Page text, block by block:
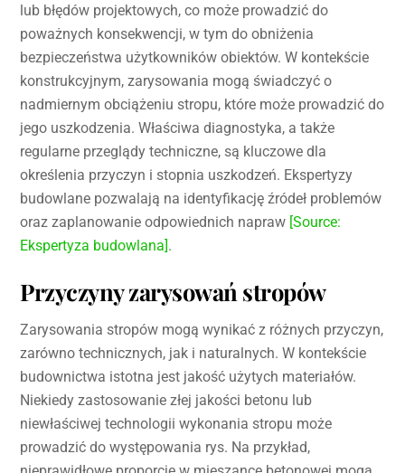
lub błędów projektowych, co może prowadzić do
poważnych konsekwencji, w tym do obniżenia
bezpieczeństwa użytkowników obiektów. W kontekście
konstrukcyjnym, zarysowania mogą świadczyć o
nadmiernym obciążeniu stropu, które może prowadzić do
jego uszkodzenia. Właściwa diagnostyka, a także
regularne przeglądy techniczne, są kluczowe dla
określenia przyczyn i stopnia uszkodzeń. Ekspertyzy
budowlane pozwalają na identyfikację źródeł problemów
oraz zaplanowanie odpowiednich napraw [Source:
Ekspertyza budowlana].
Przyczyny zarysowań stropów
Zarysowania stropów mogą wynikać z różnych przyczyn,
zarówno technicznych, jak i naturalnych. W kontekście
budownictwa istotna jest jakość użytych materiałów.
Niekiedy zastosowanie złej jakości betonu lub
niewłaściwej technologii wykonania stropu może
prowadzić do występowania rys. Na przykład,